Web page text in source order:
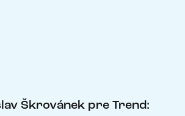
Škrovánek pre Trend: